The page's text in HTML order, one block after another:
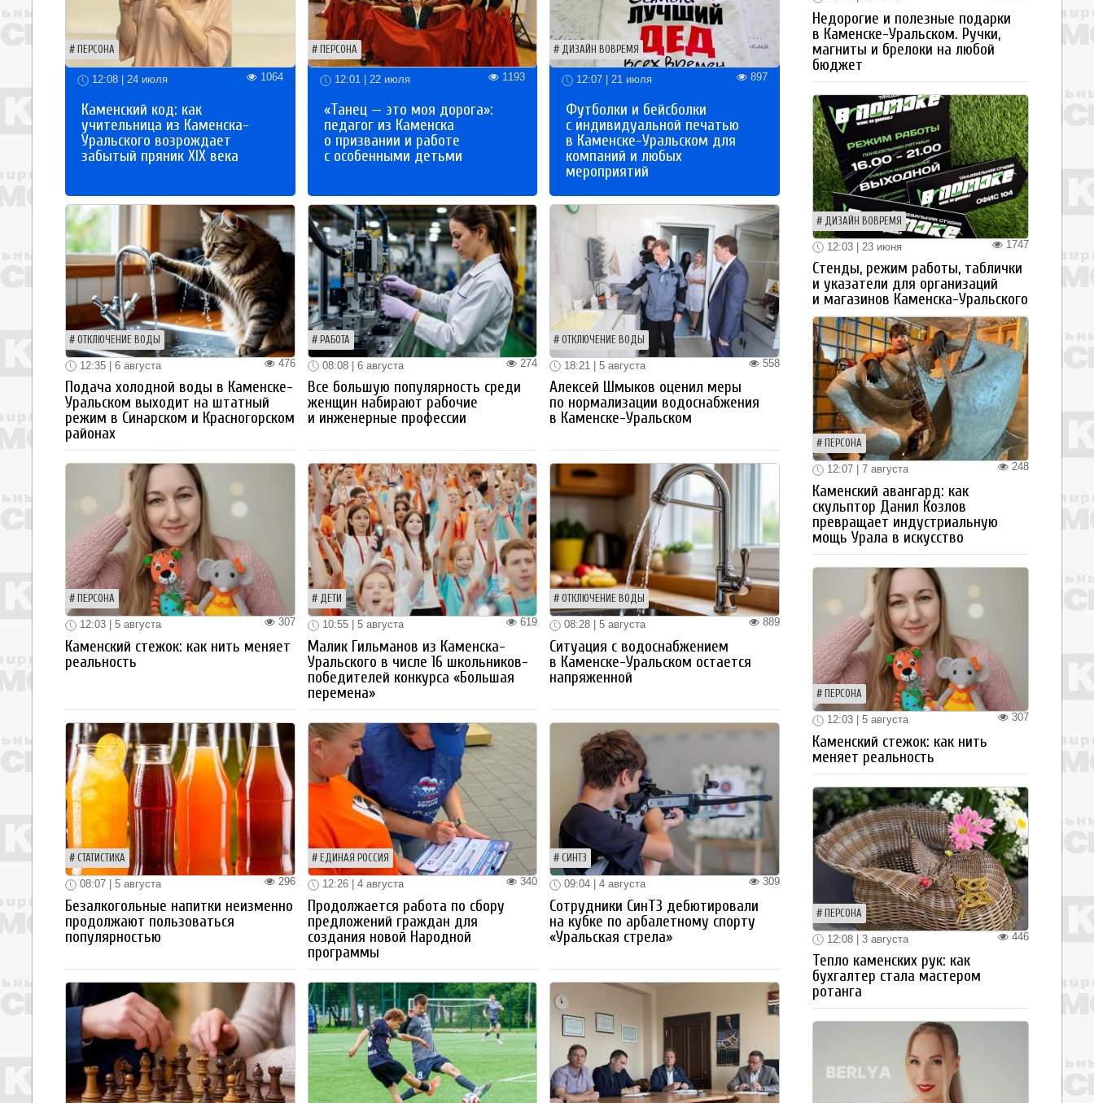
ПЕРСОНА
12:08 | 24 июля 1064
Каменский код: как
учительница из Каменска-
Уральского возрождает
забытый пряник XIX века
ПЕРСОНА
12:01 | 22 июля 1193
«Танец — это моя дорога»:
педагог из Каменска
о призвании и работе
с особенными детьми
ДИЗАЙН ВОВРЕМЯ
12:07 | 21 июля 897
Футболки и бейсболки
с индивидуальной печатью
в Каменске-Уральском для
компаний и любых
мероприятий
ОТКЛЮЧЕНИЕ ВОДЫ
476
12:35 | 6 августа
Подача холодной воды в Каменске-
Уральском выходит на штатный
режим в Синарском и Красногорском
районах
РАБОТА
274
08:08 | 6 августа
Все большую популярность среди
женщин набирают рабочие
и инженерные профессии
ОТКЛЮЧЕНИЕ ВОДЫ
558
18:21 | 5 августа
Алексей Шмыков оценил меры
по нормализации водоснабжения
в Каменске-Уральском
ПЕРСОНА
307
12:03 | 5 августа
Каменский стежок: как нить меняет
реальность
ДЕТИ
619
10:55 | 5 августа
Малик Гильманов из Каменска-
Уральского в числе 16 школьников-
победителей конкурса «Большая
перемена»
ОТКЛЮЧЕНИЕ ВОДЫ
889
08:28 | 5 августа
Ситуация с водоснабжением
в Каменске-Уральском остается
напряженной
СТАТИСТИКА
296
08:07 | 5 августа
Безалкогольные напитки неизменно
продолжают пользоваться
популярностью
ЕДИНАЯ РОССИЯ
340
12:26 | 4 августа
Продолжается работа по сбору
предложений граждан для
создания новой Народной
программы
СИНТЗ
309
09:04 | 4 августа
Сотрудники СинТЗ дебютировали
на кубке по арбалетному спорту
«Уральская стрела»
Недорогие и полезные подарки
в Каменске-Уральском. Ручки,
магниты и брелоки на любой
бюджет
ДИЗАЙН ВОВРЕМЯ
1747
12:03 | 23 июня
Стенды, режим работы, таблички
и указатели для организаций
и магазинов Каменска-Уральского
ПЕРСОНА
248
12:07 | 7 августа
Каменский авангард: как
скульптор Данил Козлов
превращает индустриальную
мощь Урала в искусство
ПЕРСОНА
307
12:03 | 5 августа
Каменский стежок: как нить
меняет реальность
ПЕРСОНА
446
12:08 | 3 августа
Тепло каменских рук: как
бухгалтер стала мастером
ротанга